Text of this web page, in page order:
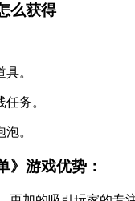
么获得
。
务。
。
》游戏优势：